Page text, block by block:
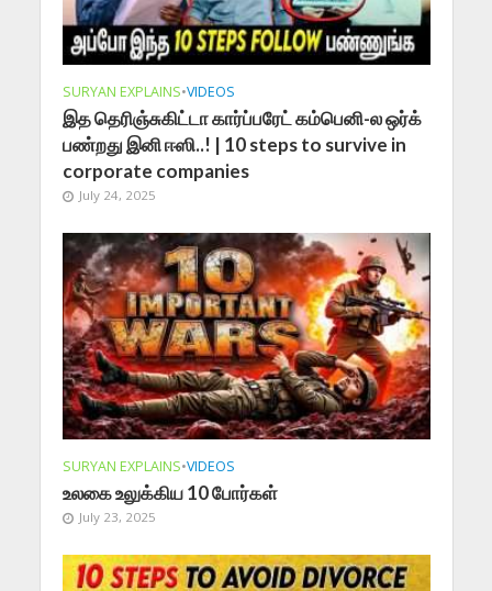
SURYAN EXPLAINS•VIDEOS
இத தெரிஞ்சுகிட்டா கார்ப்பரேட் கம்பெனி-ல ஒர்க்
பண்றது இனி ஈஸி..! | 10 steps to survive in
corporate companies
July 24, 2025
SURYAN EXPLAINS•VIDEOS
உலகை உலுக்கிய 10 போர்கள்
July 23, 2025